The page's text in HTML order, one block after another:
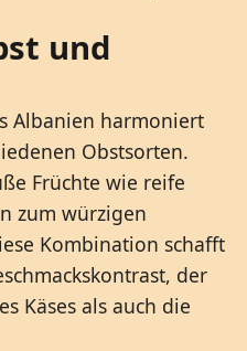
und
Albanien harmoniert
Obstsorten.
Früchte wie reife
zum würzigen
Kombination schafft
der
Käses als auch die